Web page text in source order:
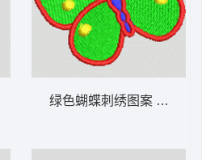
鹿_卡通贴布绿色蝴蝶刺绣图案 蝴蝶_